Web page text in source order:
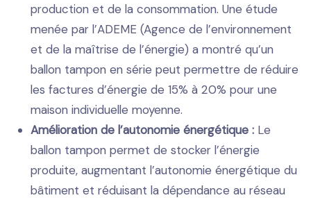
production et de la consommation. Une étude
menée par l’ADEME (Agence de l’environnement
et de la maîtrise de l’énergie) a montré qu’un
ballon tampon en série peut permettre de réduire
les factures d’énergie de 15% à 20% pour une
maison individuelle moyenne.
Amélioration de l’autonomie énergétique : Le
ballon tampon permet de stocker l’énergie
produite, augmentant l’autonomie énergétique du
bâtiment et réduisant la dépendance au réseau